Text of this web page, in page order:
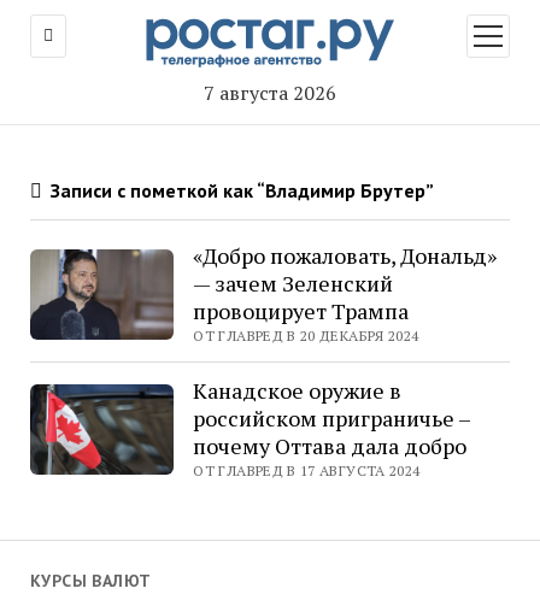
7 августа 2026
меню
КУРСЫ ВАЛЮТ
Записи с пометкой как “Владимир Брутер”
«Добро пожаловать, Дональд»
— зачем Зеленский
провоцирует Трампа
ОТ ГЛАВРЕД В 20 ДЕКАБРЯ 2024
Канадское оружие в
российском приграничье –
почему Оттава дала добро
ОТ ГЛАВРЕД В 17 АВГУСТА 2024